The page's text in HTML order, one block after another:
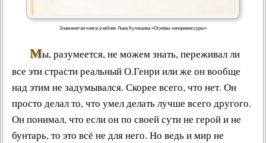
Знаменитая книга-учебник Льва Кулешова «Основы кинорежиссуры»
Мы, разумеется, не можем знать, переживал ли
все эти страсти реальный О.Генри или же он вообще
над этим не задумывался. Скорее всего, что нет. Он
просто делал то, что умел делать лучше всего другого.
Он понимал, что если он по своей сути не герой и не
бунтарь, то это всё не для него. Но ведь и мир не